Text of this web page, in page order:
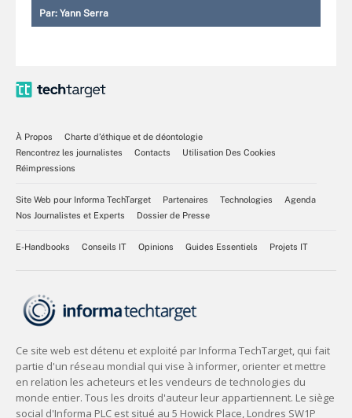
Par: Yann Serra
À Propos
Charte d’éthique et de déontologie
Rencontrez les journalistes
Contacts
Utilisation Des Cookies
Réimpressions
Site Web pour Informa TechTarget Partenaires Technologies
Agenda
Nos Journalistes et Experts
Dossier de Presse
E-Handbooks Conseils IT Opinions Guides Essentiels Projets IT